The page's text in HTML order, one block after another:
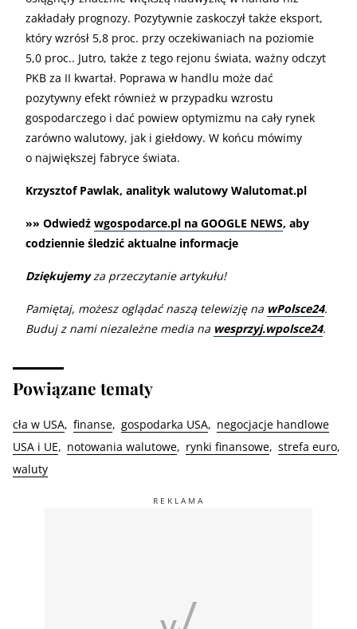
zakładały prognozy. Pozytywnie zaskoczył także eksport,
który wzrósł 5,8 proc. przy oczekiwaniach na poziomie
5,0 proc.. Jutro, także z tego rejonu świata, ważny odczyt
PKB za II kwartał. Poprawa w handlu może dać
pozytywny efekt również w przypadku wzrostu
gospodarczego i dać powiew optymizmu na cały rynek
zarówno walutowy, jak i giełdowy. W końcu mówimy
o największej fabryce świata.
Krzysztof Pawlak, analityk walutowy Walutomat.pl
»» Odwiedź wgospodarce.pl na GOOGLE NEWS, aby
codziennie śledzić aktualne informacje
Dziękujemyza przeczytanie artykułu!
Pamiętaj, możesz oglądać naszą telewizję na wPolsce24.
Buduj z nami niezależne media na wesprzyj.wpolsce24.
Powiązane tematy
cła w USA finanse gospodarka USA
negocjacje handlowe
USA i UE
notowania walutowe rynki finansowe strefa euro
waluty